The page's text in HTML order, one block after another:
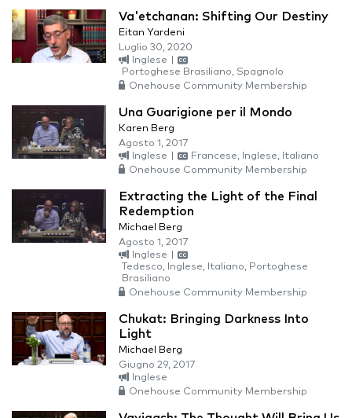
Va'etchanan: Shifting Our Destiny
Eitan Yardeni
Luglio 30, 2020
Inglese
Portoghese Brasiliano, Spagnolo
Onehouse Community Membership
Una Guarigione per il Mondo
Karen Berg
Agosto 1, 2017
Inglese
Francese, Inglese, Italiano
Onehouse Community Membership
Extracting the Light of the Final
Redemption
Michael Berg
Agosto 1, 2017
Inglese
Tedesco, Inglese, Italiano, Portoghese
Brasiliano
Onehouse Community Membership
Chukat: Bringing Darkness Into
Light
Michael Berg
Giugno 29, 2017
Inglese
Onehouse Community Membership